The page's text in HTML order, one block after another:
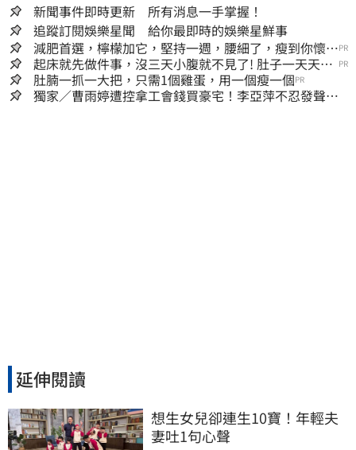
新聞事件即時更新 所有消息一手掌握！
追蹤訂閱娛樂星聞 給你最即時的娛樂星鮮事
減肥首選，檸檬加它，堅持一週，腰細了，瘦到你懷疑
人生
PR
起床就先做件事，沒三天小腹就不見了! 肚子一天天變
小！
PR
肚腩一抓一大把，只需1個雞蛋，用一個瘦一個PR
獨家／曹雨婷遭控拿工會錢買豪宅！李亞萍不忍發聲：
延伸閱讀
想生女兒卻連生10寶！年輕夫
妻吐1句心聲